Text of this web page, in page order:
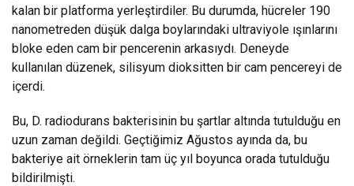
kalan bir platforma yerleştirdiler. Bu durumda, hücreler 190
nanometreden düşük dalga boylarındaki ultraviyole ışınlarını
bloke eden cam bir pencerenin arkasıydı. Deneyde
kullanılan düzenek, silisyum dioksitten bir cam pencereyi de
içerdi.
Bu, D. radiodurans bakterisinin bu şartlar altında tutulduğu en
uzun zaman değildi. Geçtiğimiz Ağustos ayında da, bu
bakteriye ait örneklerin tam üç yıl boyunca orada tutulduğu
bildirilmişti.